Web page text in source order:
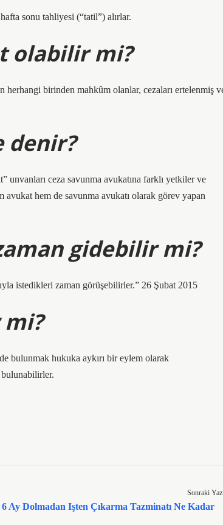
sonu tahliyesi (“tatil”) alırlar.
olabilir mi?
herhangi birinden mahkûm olanlar, cezaları ertelenmiş
denir?
unvanları ceza savunma avukatına farklı yetkiler ve
avukat hem de savunma avukatı olarak görev yapan
gidebilir mi?
istedikleri zaman görüşebilirler.” 26 Şubat 2015
bulunmak hukuka aykırı bir eylem olarak
bulunabilirler.
Sonraki
6 Ay Dolmadan Işten Çıkarma Tazminatı Ne Kadar